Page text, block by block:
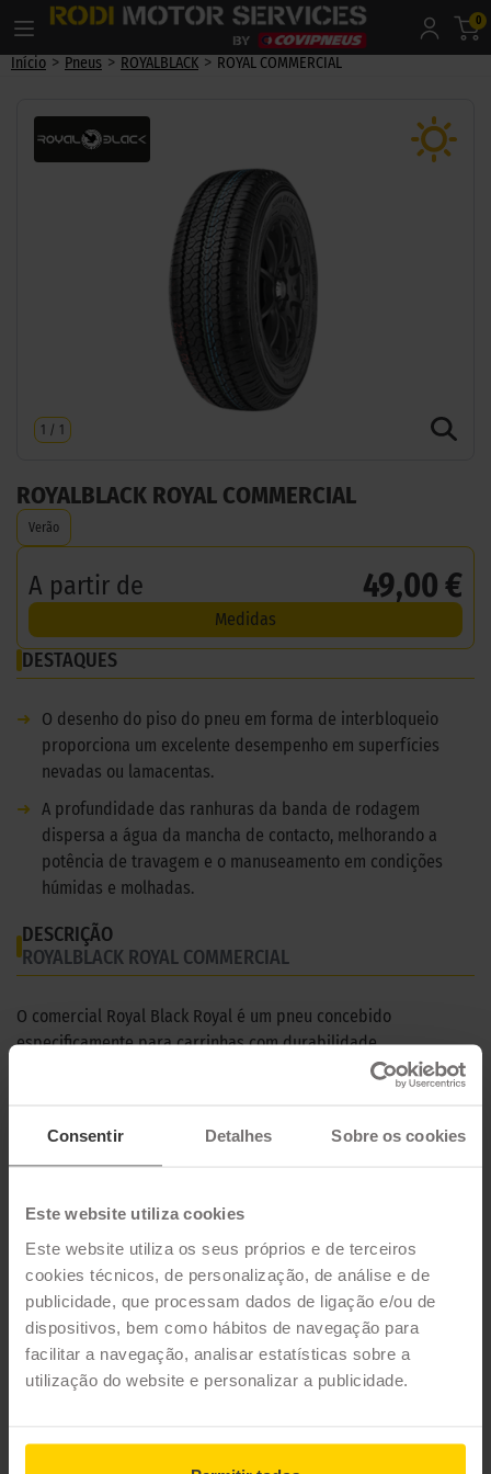
Consentir Detalhes Sobre os cookies
Este website utiliza cookies
Este website utiliza os seus próprios e de terceiros
cookies técnicos, de personalização, de análise e de
publicidade, que processam dados de ligação e/ou de
dispositivos, bem como hábitos de navegação para
facilitar a navegação, analisar estatísticas sobre a
utilização do website e personalizar a publicidade.
0
Início > Pneus > ROYALBLACK > ROYAL COMMERCIAL
1 / 1
ROYALBLACK ROYAL COMMERCIAL
Verão
A partir de 49,00 €
Medidas
DESTAQUES
➜
O desenho do piso do pneu em forma de interbloqueio
proporciona um excelente desempenho em superfícies
nevadas ou lamacentas.
➜ A profundidade das ranhuras da banda de rodagem
dispersa a água da mancha de contacto, melhorando a
potência de travagem e o manuseamento em condições
húmidas e molhadas.
DESCRIÇÃO
ROYALBLACK ROYAL COMMERCIAL
O comercial Royal Black Royal é um pneu concebido
especificamente para carrinhas com durabilidade,
manuseamento e potência de travagem em mente.
Modelo
ROYAL COMMERCIAL
Verão
Tipo de condução
21 MEDIDAS PARA O PNEU
ROYALBLACK ROYAL COMMERCIAL